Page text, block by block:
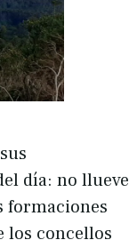
día: no llueve
formaciones
los concellos